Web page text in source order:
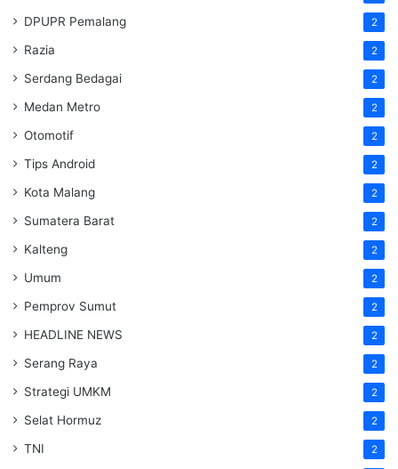
DPUPR Pemalang 2
Razia 2
Serdang Bedagai 2
Medan Metro 2
Otomotif 2
Tips Android 2
Kota Malang 2
Sumatera Barat 2
Kalteng 2
Umum 2
Pemprov Sumut 2
HEADLINE NEWS 2
Serang Raya 2
Strategi UMKM 2
Selat Hormuz 2
TNI 2